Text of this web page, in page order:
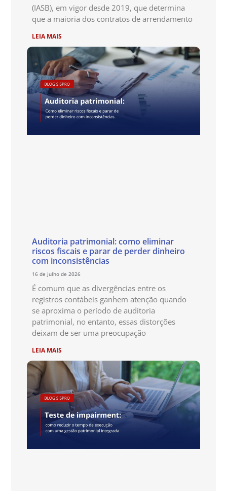
(IASB), em vigor desde 2019, que determina
que a maioria dos contratos de arrendamento
LEIA MAIS
Auditoria patrimonial: como eliminar
riscos fiscais e parar de perder dinheiro
com inconsistências
16 de julho de 2026
É comum que as divergências entre os
registros contábeis ganhem atenção quando
se aproxima o período de auditoria
patrimonial, no entanto, essas distorções
deixam de ser uma preocupação
LEIA MAIS